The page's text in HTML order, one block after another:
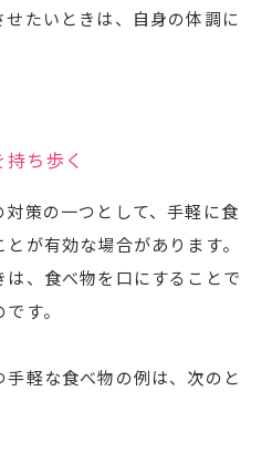
たいときは、自身の体調に
ち歩く
策の一つとして、手軽に食
が有効な場合があります。
、食べ物を口にすることで
す。
軽な食べ物の例は、次のと